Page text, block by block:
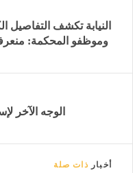
النيابة تكشف التفاصيل
وموظفو المحكمة:
الوجه الآخر
أخبار ذات صلة